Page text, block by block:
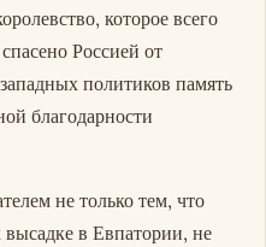
которое всего
Россией от
политиков память
благодарности
не только тем, что
в Евпатории, не